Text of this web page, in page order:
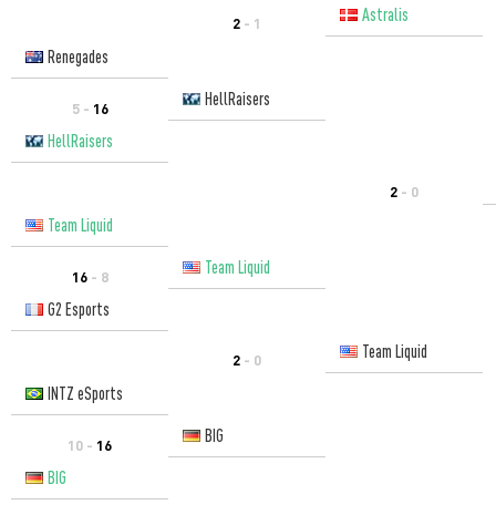
2 - 1
Astralis
Renegades
5 - 16
HellRaisers
HellRaisers
2 - 0
Team Liquid
16- 8
Team Liquid
G2 Esports
2 - 0
Team Liquid
INTZ eSports
10 - 16
BIG
BIG